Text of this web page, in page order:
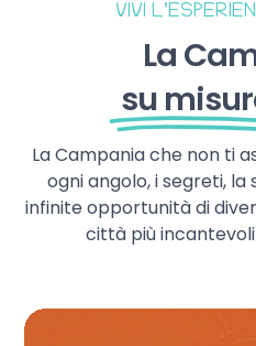
VIVI
La
su
La Campania che non ti
ogni angolo, i segreti,
infinite opportunità di
città più